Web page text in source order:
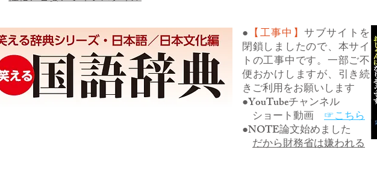
● 【工事中】サブサイトを
閉鎖しましたので、本サイ
トの工事中です。一部ご不
便おかけしますが、引き続
きご利用をお願いします
●YouTubeチャンネル
ショート動画 ☞こちら
●NOTE論文始めました
だから財務省は嫌われる